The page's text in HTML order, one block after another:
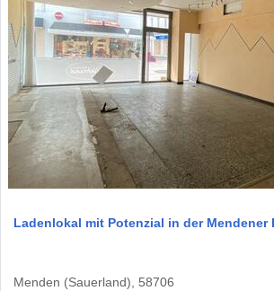
Ladenlokal mit Potenzial in der Mendener
Menden (Sauerland), 58706